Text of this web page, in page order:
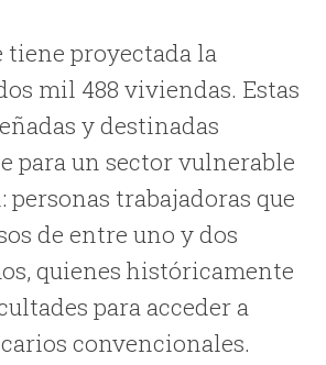
tiene proyectada la
mil 488 viviendas. Estas
y destinadas
para un sector vulnerable
personas trabajadoras que
de entre uno y dos
quienes históricamente
para acceder a
convencionales.